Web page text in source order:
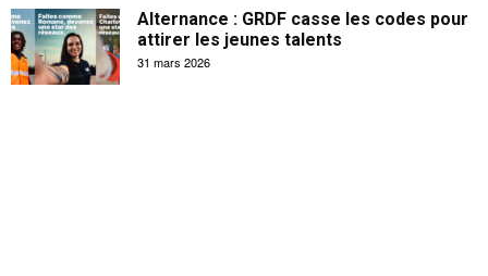
Alternance : GRDF casse les codes pour
attirer les jeunes talents
31 mars 2026